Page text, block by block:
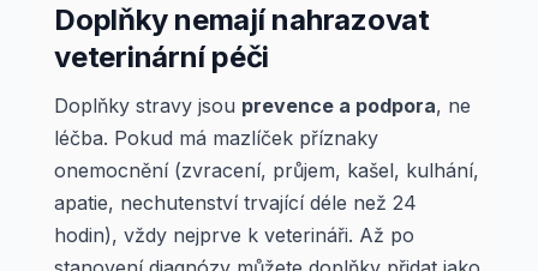
Doplňky nemají nahrazovat
veterinární péči
Doplňky stravy jsou prevence a podpora, ne
léčba. Pokud má mazlíček příznaky
onemocnění (zvracení, průjem, kašel, kulhání,
apatie, nechutenství trvající déle než 24
hodin), vždy nejprve k veterináři. Až po